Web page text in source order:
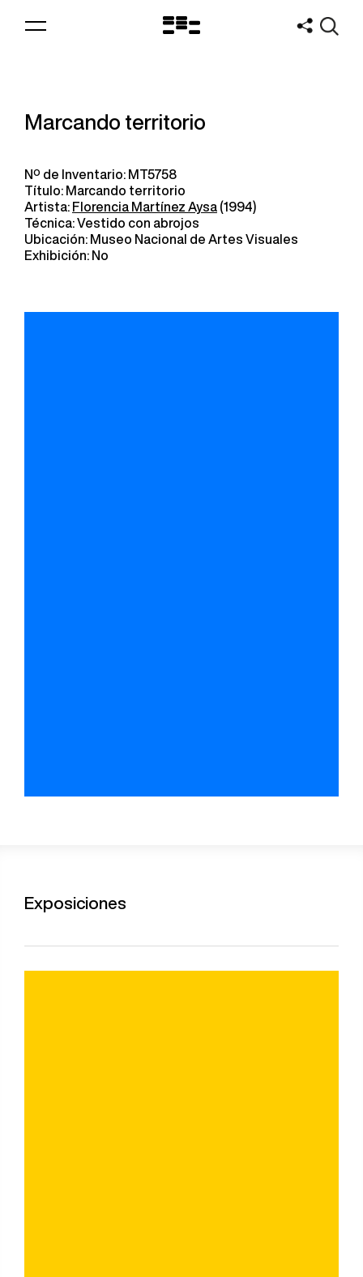
Logo
Marcando territorio
Nº de Inventario: MT5758
Título: Marcando territorio
Artista: Florencia Martínez Aysa (1994)
Técnica: Vestido con abrojos
Ubicación: Museo Nacional de Artes Visuales
Exhibición: No
Exposiciones